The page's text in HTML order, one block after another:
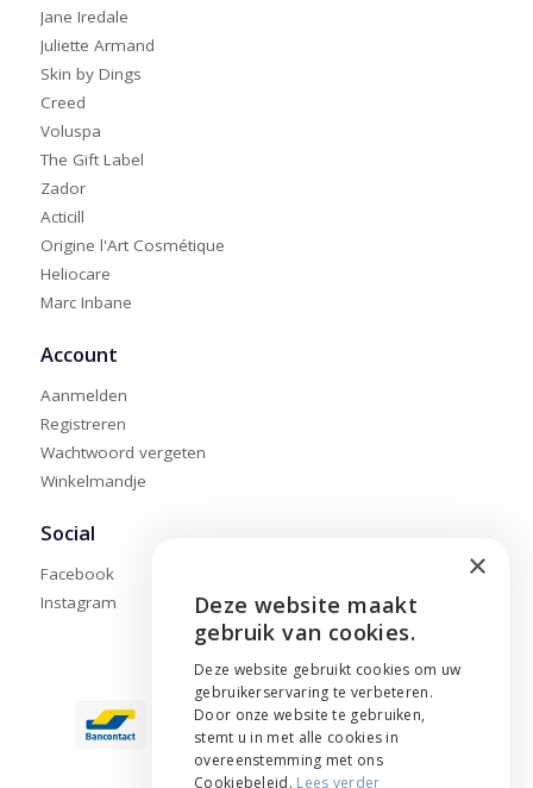
Jane Iredale
Juliette Armand
Skin by Dings
Creed
Voluspa
The Gift Label
Zador
Acticill
Origine l'Art Cosmétique
Heliocare
Marc Inbane
Account
Aanmelden
Registreren
Wachtwoord vergeten
Winkelmandje
Social
Facebook
Instagram
ENGLISH
×
Deze website maakt
gebruik van cookies.
Deze website gebruikt cookies om uw
gebruikerservaring te verbeteren.
Door onze website te gebruiken,
stemt u in met alle cookies in
overeenstemming met ons
Cookiebeleid. Lees verder